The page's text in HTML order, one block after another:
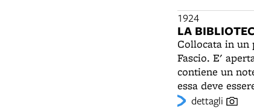
Settanta
1924
LA
Collocata in un
Fascio. E'
contiene un
essa deve
essere una
dettagli